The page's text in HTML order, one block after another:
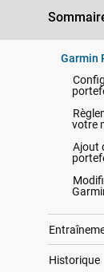
Garmin
votre
Ajout
Historique